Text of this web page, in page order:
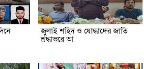
জুলাই শহিদ ও যোদ্ধাদের জাতি
শ্রদ্ধাভরে আ